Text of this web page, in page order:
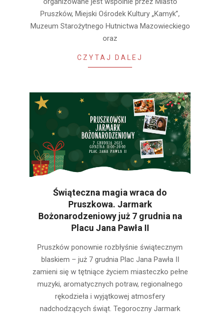
Pruszków, Miejski Ośrodek Kultury „Kamyk”,
Muzeum Starożytnego Hutnictwa Mazowieckiego
oraz
CZYTAJ DALEJ
Świąteczna magia wraca do
Pruszkowa. Jarmark
Bożonarodzeniowy już 7 grudnia na
Placu Jana Pawła II
11-Pruszków ponownie rozbłyśnie świątecznym
blaskiem – już 7 grudnia Plac Jana Pawła II
zamieni się w tętniące życiem miasteczko pełne
muzyki, aromatycznych potraw, regionalnego
rękodzieła i wyjątkowej atmosfery
nadchodzących świąt. Tegoroczny Jarmark